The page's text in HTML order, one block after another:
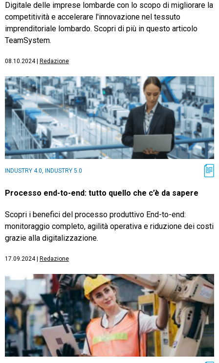
Digitale delle imprese lombarde con lo scopo di migliorare la
competitività e accelerare l'innovazione nel tessuto
imprenditoriale lombardo. Scopri di più in questo articolo
TeamSystem.
08.10.2024| Redazione
INDUSTRY 4.0, INDUSTRY 5.0
Processo end-to-end: tutto quello che c’è da sapere
Scopri i benefici del processo produttivo End-to-end:
monitoraggio completo, agilità operativa e riduzione dei costi
grazie alla digitalizzazione.
17.09.2024| Redazione